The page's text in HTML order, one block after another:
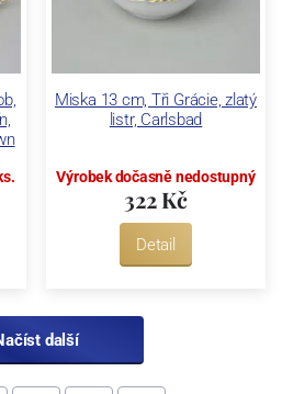
Miska 13 cm, Tři Grácie, zlatý
listr, Carlsbad
Výrobek dočasně nedostupný
322 Kč
Detail
další